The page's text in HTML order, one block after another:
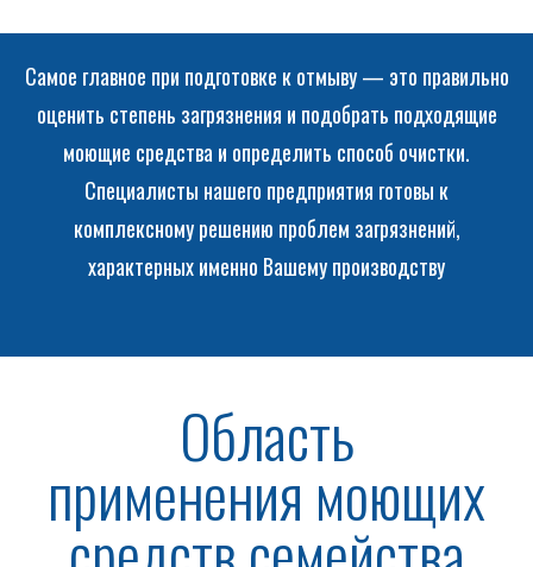
Самое главное при подготовке к отмыву — это правильно
оценить степень загрязнения и подобрать подходящие
моющие средства и определить способ очистки.
Специалисты нашего предприятия готовы к
комплексному решению проблем загрязнений,
характерных именно Вашему производству
Область
применения моющих